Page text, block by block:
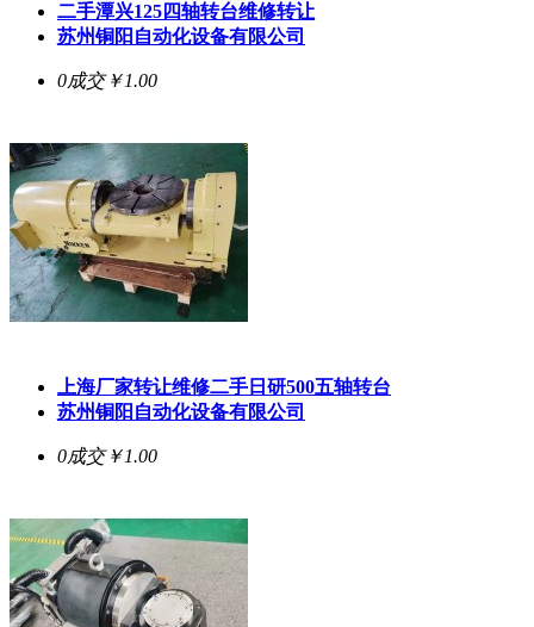
二手潭兴125四轴转台维修转让
苏州铜阳自动化设备有限公司
0成交￥1.00
上海厂家转让维修二手日研500五轴转台
苏州铜阳自动化设备有限公司
0成交￥1.00